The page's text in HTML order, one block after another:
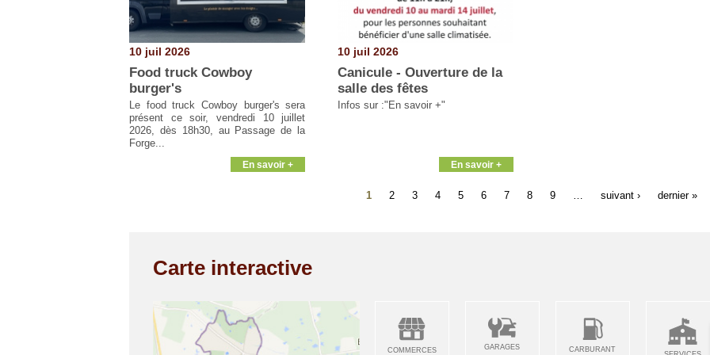
10 juil 2026
Food truck Cowboy
burger's
Le food truck Cowboy burger's sera
présent ce soir, vendredi 10 juillet
2026, dès 18h30, au Passage de la
Forge...
En savoir +
10 juil 2026
Canicule - Ouverture de la
salle des fêtes
Infos sur :"En savoir +"
En savoir +
1 2 3 4 5 6 7 8 9 suivant › dernier »
Carte interactive
COMMERCES
GARAGES CARBURANT